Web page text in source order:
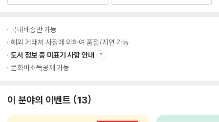
국내배송만 가능
해외 거래처 사정에 의하여 품절/지연 가능
도서 정보 중 미표기 사항 안내
문화비소득공제 가능
이 분야의 이벤트 13